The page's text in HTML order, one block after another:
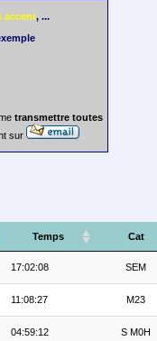
accent, ...
transmettre toutes
sur
Temps Cat
17:02:08 SEM
11:08:27 M23
04:59:12 S M0H